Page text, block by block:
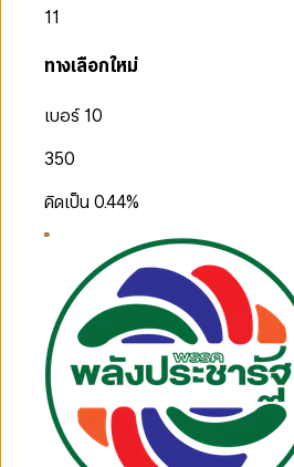
11
ทางเลือกใหม่
เบอร์ 10
350
คิดเป็น0.44%